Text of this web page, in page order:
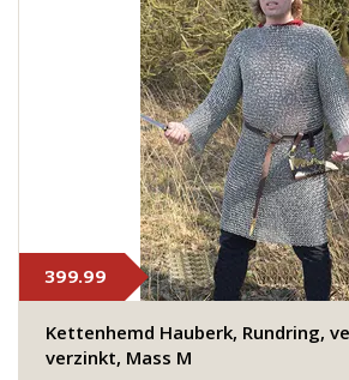
399.99
Kettenhemd Hauberk, Rundring,
verzinkt, Mass M